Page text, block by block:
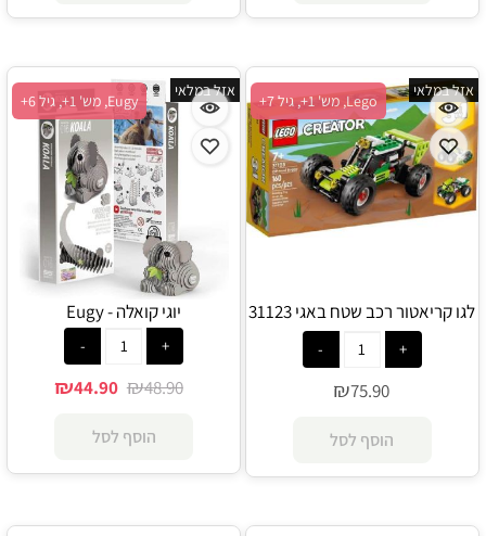
Lego, מש' 1+, גיל 7+
אזל במלאי
לגו קריאטור רכב שטח באגי 31123
₪75.90
הוסף לסל
Eugy, מש' 1+, גיל 6+
אזל במלאי
יוגי קואלה - Eugy
₪48.90
₪44.90
הוסף לסל